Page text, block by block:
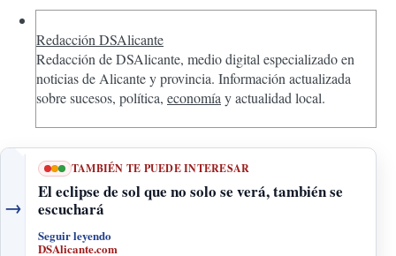
Redacción DSAlicante
Redacción de DSAlicante, medio digital especializado en
noticias de Alicante y provincia. Información actualizada
sobre sucesos, política, economíay actualidad local.
→
TAMBIÉN TE PUEDE INTERESAR
El eclipse de sol que no solo se verá, también se
escuchará
Seguir leyendo
DSAlicante.com